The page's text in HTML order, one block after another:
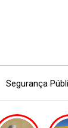
Segurança